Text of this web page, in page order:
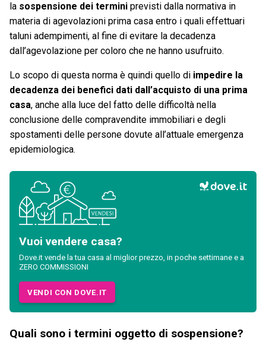
la sospensione dei termini previsti dalla normativa in
materia di agevolazioni prima casa entro i quali effettuari
taluni adempimenti, al fine di evitare la decadenza
dall’agevolazione per coloro che ne hanno usufruito.
Lo scopo di questa norma è quindi quello di impedire la
decadenza dei benefici dati dall’acquisto di una prima
casa, anche alla luce del fatto delle difficoltà nella
conclusione delle compravendite immobiliari e degli
spostamenti delle persone dovute all’attuale emergenza
epidemiologica.
Vuoi vendere casa?
Dove.it vende la tua casa al miglior prezzo, in poche settimane e a
ZERO COMMISSIONI
VENDI CON DOVE.IT
Quali sono i termini oggetto di sospensione?